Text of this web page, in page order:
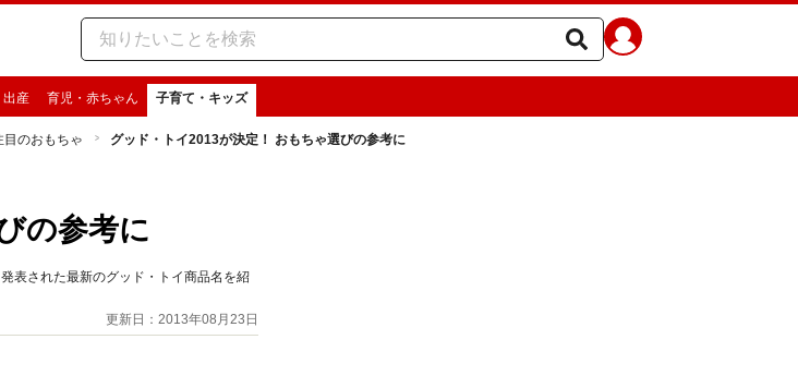
出産 育児・赤ちゃん 子育て・キッズ
のおもちゃ グッド・トイ2013が決定！ おもちゃ選びの参考に
の参考に
表された最新のグッド・トイ商品名を紹
更新日：2013年08月23日